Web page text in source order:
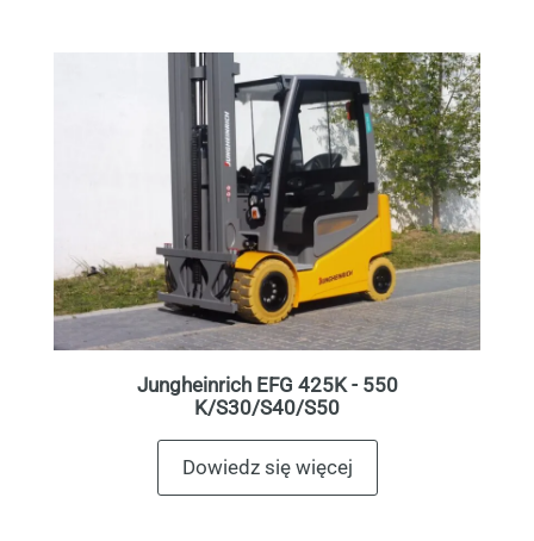
Jungheinrich EFG 425K - 550
K/S30/S40/S50
Dowiedz się więcej